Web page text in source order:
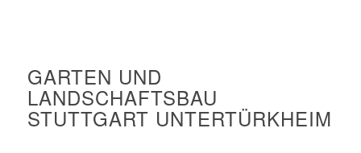
GARTEN UND
LANDSCHAFTSBAU
STUTTGART UNTERTÜRKHEIM